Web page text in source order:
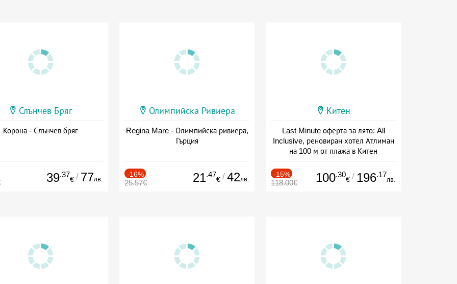
Слънчев Бряг
Корона - Слънчев бряг
39.37
€ / 77лв.
Олимпийска Ривиера
Regina Mare - Олимпийска ривиера,
Гърция
-16%
25.57€ 21.47
€ / 42лв.
Китен
Last Minute оферта за лято: All
Inclusive, реновиран хотел Атлиман
на 100 м от плажа в Китен
-15%
118.00€ 100.30
€ / 196.17
лв.